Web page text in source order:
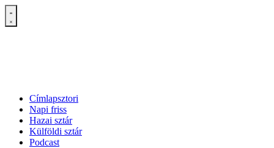
Címlapsztori
Napi friss
Hazai sztár
Külföldi sztár
Podcast